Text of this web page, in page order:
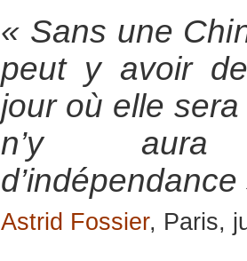
« Sans une
peut y avoir
jour où elle
n’y
d’indépendance
Astrid Fossier, Paris,